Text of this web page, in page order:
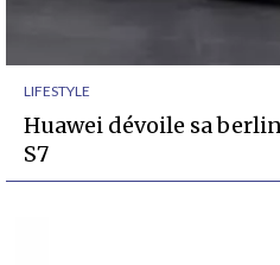
LIFESTYLE
Huawei dévoile sa
S7